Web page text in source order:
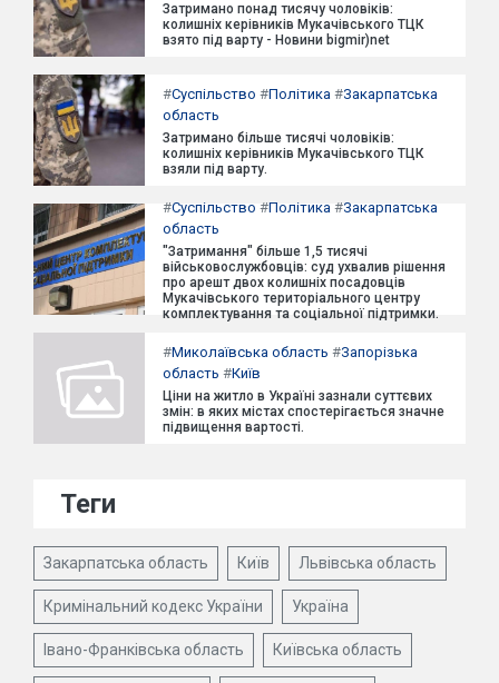
Затримано понад тисячу чоловіків:
колишніх керівників Мукачівського ТЦК
взято під варту - Новини bigmir)net
#Суспільство #Політика #Закарпатська
область
Затримано більше тисячі чоловіків:
колишніх керівників Мукачівського ТЦК
взяли під варту.
#Суспільство #Політика #Закарпатська
область
"Затримання" більше 1,5 тисячі
військовослужбовців: суд ухвалив рішення
про арешт двох колишніх посадовців
Мукачівського територіального центру
комплектування та соціальної підтримки.
#Миколаївська область #Запорізька
область #Київ
Ціни на житло в Україні зазнали суттєвих
змін: в яких містах спостерігається значне
підвищення вартості.
Теги
Закарпатська область Київ Львівська область
Кримінальний кодекс України Україна
Івано-Франківська область Київська область